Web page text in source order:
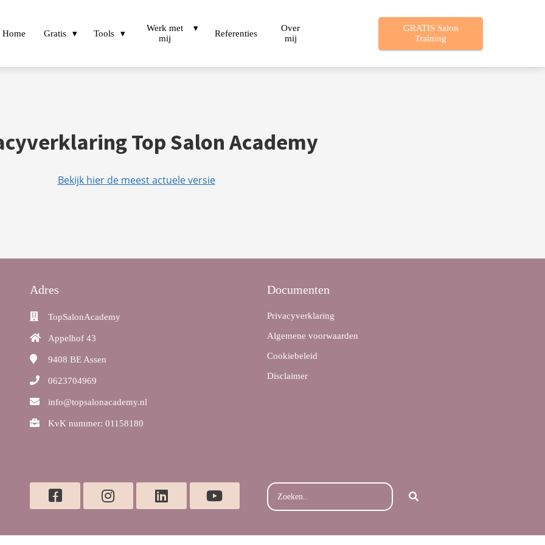
Home Gratis Tools
Werk met
mij
Referenties
Over
mij
GRATIS Salon
Training
Top Salon Academy
Bekijk hier de meest actuele versie
Adres
TopSalonAcademy
Appelhof 43
9408 BE Assen
0623704969
info@topsalonacademy.nl
KvK nummer: 01158180
Documenten
Privacyverklaring
Algemene voorwaarden
Cookiebeleid
Disclaimer